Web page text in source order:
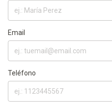
Email
Teléfono